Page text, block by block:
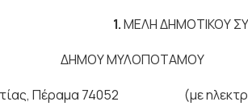
1.ΜΕΛΗ ΔΗΜΟΤΙΚΟΥ
Πέραμα 74052
(με